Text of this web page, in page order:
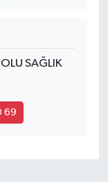
SAĞLIK
69